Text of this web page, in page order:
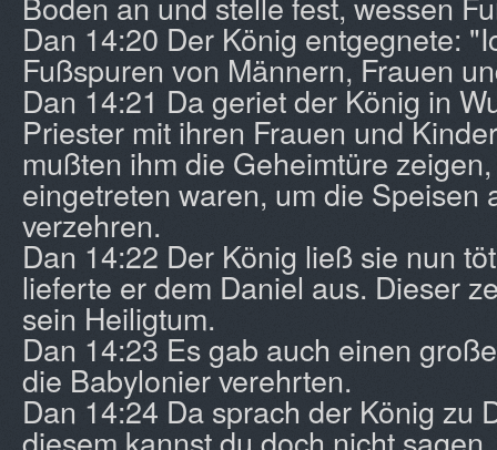
Dan 14:20 Der König entgegnete:
Fußspuren von Männern, Frauen
Dan 14:21 Da geriet der König in
Priester mit ihren Frauen und
mußten ihm die Geheimtüre
eingetreten waren, um die Speisen
verzehren.
Dan 14:22 Der König ließ sie nun
lieferte er dem Daniel aus. Dieser
sein Heiligtum.
Dan 14:23 Es gab auch einen
die Babylonier verehrten.
Dan 14:24 Da sprach der König zu